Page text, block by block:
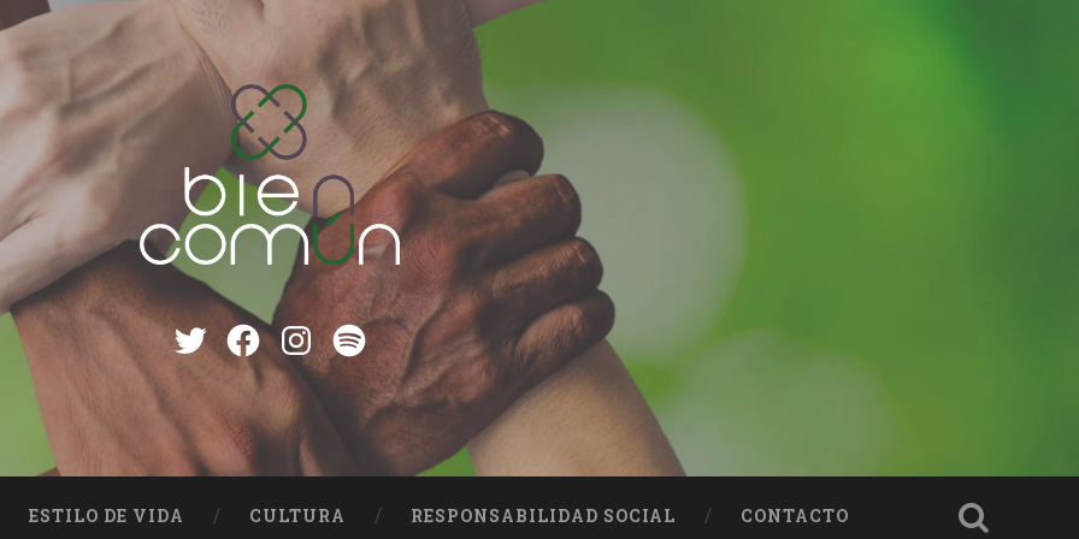
TwitterFacebook
instagram
Spotify
ESTILO DE VIDA CULTURA RESPONSABILIDAD SOCIAL CONTACTO